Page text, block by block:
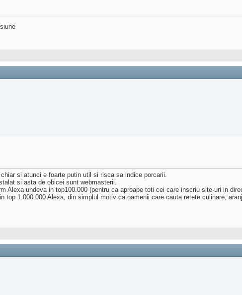
si atunci e foarte putin util si risca sa indice porcarii.
si asta de obicei sunt webmasterii.
Alexa undeva in top100.000 (pentru ca aproape toti cei care inscriu site-uri in
top 1.000.000 Alexa, din simplul motiv ca oamenii care cauta retete culinare,